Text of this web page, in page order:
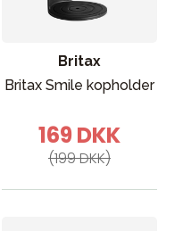
Britax
Britax Smile kopholder
169 DKK
(199 DKK)